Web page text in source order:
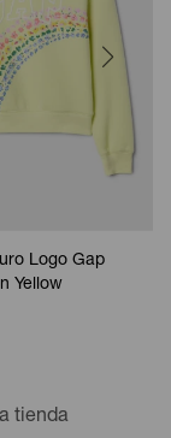
Logo Gap
Yellow
tienda